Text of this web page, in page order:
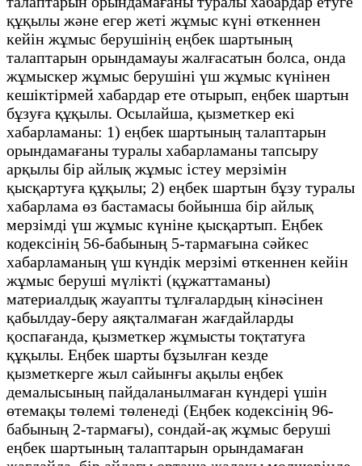
құқылы және егер жеті жұмыс күні өткеннен
кейін жұмыс берушінің еңбек шартының
талаптарын орындамауы жалғасатын болса, онда
жұмыскер жұмыс берушіні үш жұмыс күнінен
кешіктірмей хабардар ете отырып, еңбек шартын
бұзуға құқылы. Осылайша, қызметкер екі
хабарламаны: 1) еңбек шартының талаптарын
орындамағаны туралы хабарламаны тапсыру
арқылы бір айлық жұмыс істеу мерзімін
қысқартуға құқылы; 2) еңбек шартын бұзу туралы
хабарлама өз бастамасы бойынша бір айлық
мерзімді үш жұмыс күніне қысқартып. Еңбек
кодексінің 56-бабының 5-тармағына сәйкес
хабарламаның үш күндік мерзімі өткеннен кейін
жұмыс беруші мүлікті (құжаттаманы)
материалдық жауапты тұлғалардың кінәсінен
қабылдау-беру аяқталмаған жағдайларды
қоспағанда, қызметкер жұмысты тоқтатуға
құқылы. Еңбек шарты бұзылған кезде
қызметкерге жыл сайынғы ақылы еңбек
демалысының пайдаланылмаған күндері үшін
өтемақы төлемі төленеді (Еңбек кодексінің 96-
бабының 2-тармағы), сондай-ақ жұмыс беруші
еңбек шартының талаптарын орындамаған